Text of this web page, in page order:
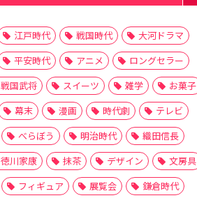
江戸時代 戦国時代
大河ドラマ
平安時代
アニメ
ロングセラー
戦国武将
スイーツ 雑学
お菓子
幕末
漫画 時代劇
テレビ
べらぼう
明治時代
織田信長
徳川家康
抹茶 デザイン
文房具
フィギュア
展覧会
鎌倉時代